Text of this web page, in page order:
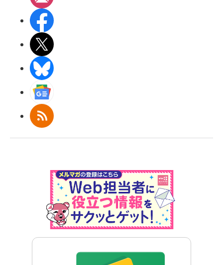
RSS